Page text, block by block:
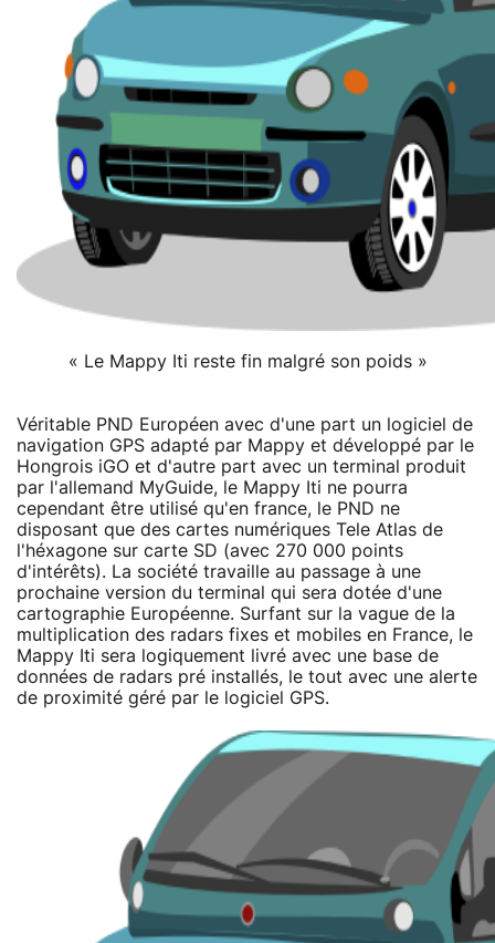
« Le Mappy Iti reste fin malgré son poids »
Véritable PND Européen avec d'une part un logiciel de
navigation GPS adapté par Mappy et développé par le
Hongrois iGO et d'autre part avec un terminal produit
par l'allemand MyGuide, le Mappy Iti ne pourra
cependant être utilisé qu'en france, le PND ne
disposant que des cartes numériques Tele Atlas de
l'héxagone sur carte SD (avec 270 000 points
d'intérêts). La société travaille au passage à une
prochaine version du terminal qui sera dotée d'une
cartographie Européenne. Surfant sur la vague de la
multiplication des radars fixes et mobiles en France, le
Mappy Iti sera logiquement livré avec une base de
données de radars pré installés, le tout avec une alerte
de proximité géré par le logiciel GPS.